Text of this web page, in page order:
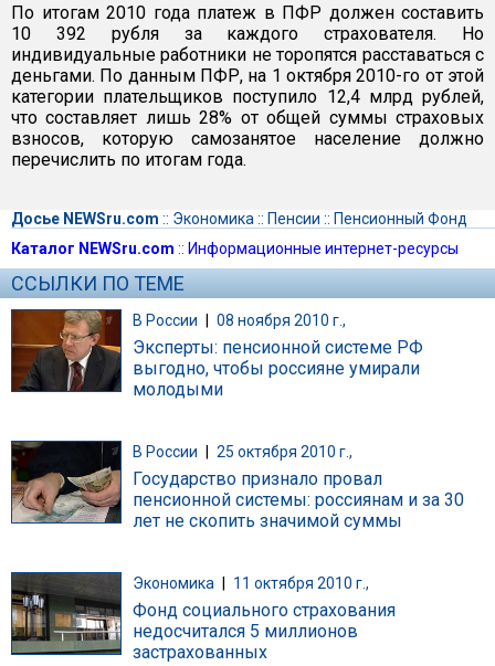
По итогам 2010 года платеж в ПФР должен составить
10 392 рубля за каждого страхователя. Но
индивидуальные работники не торопятся расставаться с
деньгами. По данным ПФР, на 1 октября 2010-го от этой
категории плательщиков поступило 12,4 млрд рублей,
что составляет лишь 28% от общей суммы страховых
взносов, которую самозанятое население должно
перечислить по итогам года.
Досье NEWSru.com :: Экономика :: Пенсии :: Пенсионный Фонд
Каталог NEWSru.com :: Информационные интернет-ресурсы
ССЫЛКИ ПО ТЕМЕ
В России | 08 ноября 2010 г.,
Эксперты: пенсионной системе РФ
выгодно, чтобы россияне умирали
молодыми
В России 25 октября 2010 г.,
Государство признало провал
пенсионной системы: россиянам и за 30
лет не скопить значимой суммы
Экономика 11 октября 2010 г.,
Фонд социального страхования
недосчитался 5 миллионов
застрахованных